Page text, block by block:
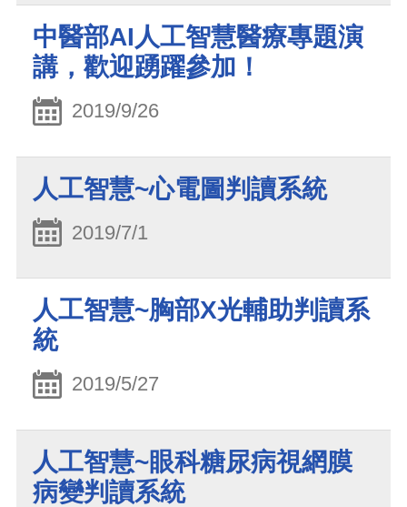
中醫部AI人工智慧醫療專題演
講，歡迎踴躍參加！
2019/9/26
人工智慧~心電圖判讀系統
2019/7/1
人工智慧~胸部X光輔助判讀系
統
2019/5/27
人工智慧~眼科糖尿病視網膜
病變判讀系統